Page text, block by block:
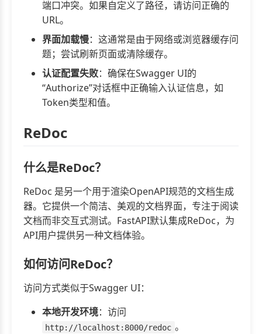
端口冲突。如果自定义了路径，请访问正确的
URL。
界面加载慢：这通常是由于网络或浏览器缓存问
题；尝试刷新页面或清除缓存。
认证配置失败：确保在Swagger UI的
“Authorize”对话框中正确输入认证信息，如
Token类型和值。
ReDoc
什么是ReDoc？
ReDoc 是另一个用于渲染OpenAPI规范的文档生成
器。它提供一个简洁、美观的文档界面，专注于阅读
文档而非交互式测试。FastAPI默认集成ReDoc，为
API用户提供另一种文档体验。
如何访问ReDoc？
访问方式类似于Swagger UI：
本地开发环境：访问
http://localhost:8000/redoc 。